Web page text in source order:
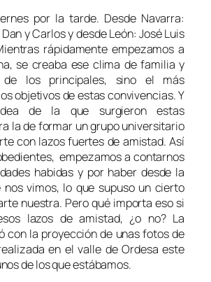
por la tarde. Desde Navarra:
y Carlos y desde León: José Luis
rápidamente empezamos a
se creaba ese clima de familia y
de los principales, sino el más
objetivos de estas convivencias. Y
de la que surgieron estas
la de formar un grupo universitario
con lazos fuertes de amistad. Así
empezamos a contarnos
habidas y por haber desde la
vimos, lo que supuso un cierto
nuestra. Pero qué importa eso si
lazos de amistad, ¿o no? La
con la proyección de unas fotos de
en el valle de Ordesa este
de los que estábamos.